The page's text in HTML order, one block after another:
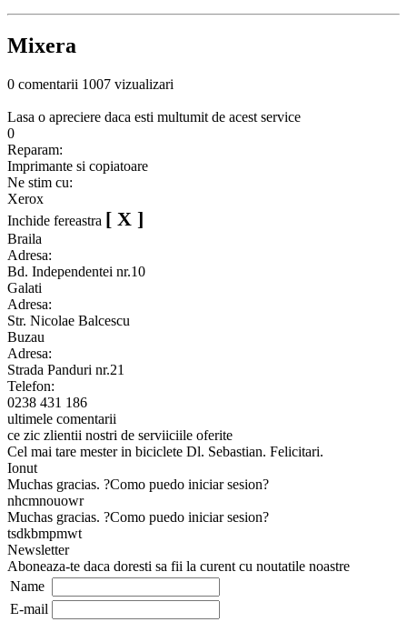
Mixera
0 comentarii 1007 vizualizari
Lasa o apreciere daca esti multumit de acest service
0
Reparam:
Imprimante si copiatoare
Ne stim cu:
Xerox
Inchide fereastra [ X ]
Braila
Adresa:
Bd. Independentei nr.10
Galati
Adresa:
Str. Nicolae Balcescu
Buzau
Adresa:
Strada Panduri nr.21
Telefon:
0238 431 186
ultimele comentarii
ce zic zlientii nostri de serviiciile oferite
Cel mai tare mester in biciclete Dl. Sebastian. Felicitari.
Ionut
Muchas gracias. ?Como puedo iniciar sesion?
nhcmnouowr
Muchas gracias. ?Como puedo iniciar sesion?
tsdkbmpmwt
Newsletter
Aboneaza-te daca doresti sa fii la curent cu noutatile noastre
Name
E-mail